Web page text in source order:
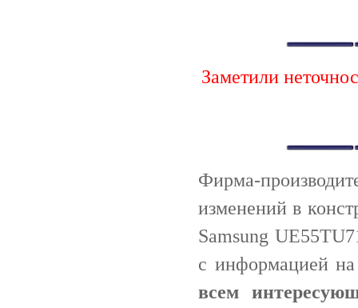
Заметили
Фирма-
изменений в
Samsung
с информацией
всем